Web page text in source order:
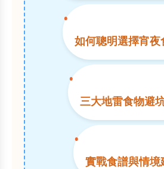
如何聰明選擇宵夜
三大地雷食物避
實戰食譜與情境